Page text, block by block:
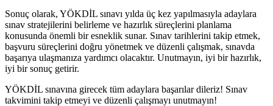
Sonuç olarak, YÖKDİL sınavı yılda üç kez yapılmasıyla adaylara
sınav stratejilerini belirleme ve hazırlık süreçlerini planlama
konusunda önemli bir esneklik sunar. Sınav tarihlerini takip etmek,
başvuru süreçlerini doğru yönetmek ve düzenli çalışmak, sınavda
başarıya ulaşmanıza yardımcı olacaktır. Unutmayın, iyi bir hazırlık,
iyi bir sonuç getirir.
YÖKDİL sınavına girecek tüm adaylara başarılar dileriz! Sınav
takvimini takip etmeyi ve düzenli çalışmayı unutmayın!